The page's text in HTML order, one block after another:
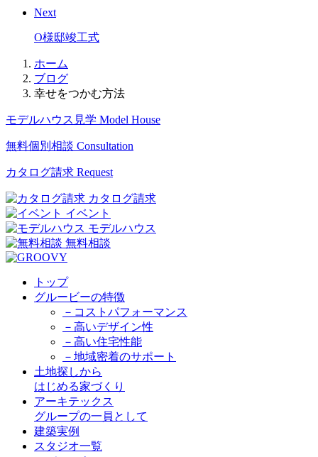
Next
O様邸竣工式
ホーム
ブログ
幸せをつかむ方法
モデルハウス見学 Model House
無料個別相談 Consultation
カタログ請求 Request
カタログ請求
イベント
モデルハウス
無料相談
トップ
グルービーの特徴
－コストパフォーマンス
－高いデザイン性
－高い住宅性能
－地域密着のサポート
土地探しから
はじめる家づくり
アーキテックス
グループの一員として
建築実例
スタジオ一覧